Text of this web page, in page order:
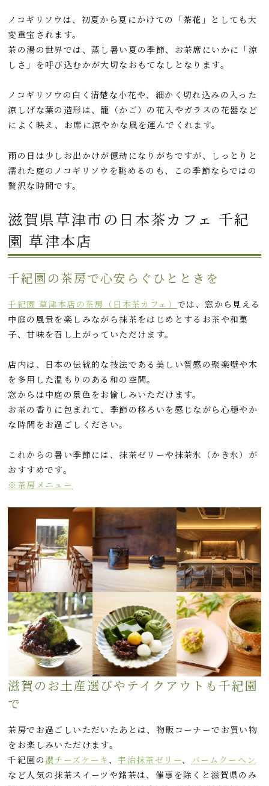
ノコギリソウは、初夏から夏にかけての 「茶花」
としても大
変重宝されます。
茶の湯の世界では、蒸し暑い夏の季節、お茶席にいかに「涼
しさ」を呼び込むかが大切なおもてなしとなります。
ノコギリソウの白く清楚な小花や、細かく切れ込みの入った
涼しげな葉の造形は、籠（かご）の花入やガラスの花器など
によく映え、お席に涼やかな風を運んでくれます。
雨の日は少しお出かけが億劫になりがちですが、しっとりと
濡れた庭のノコギリソウを眺めるのも、この季節ならではの
贅沢な時間です。
滋賀県草津市の日本茶カフェ 千紀
園 草津本店
千紀園の茶房で心安らぐひとときを
千紀園 草津本店の茶房（日本茶カフェ）では、窓から見える
中庭の風景を楽しみながら抹茶をはじめとするお茶や和菓
子、甘味を召し上がっていただけます。
店内は、日本の伝統的な技法である美しい質感の聚楽壁や木
を多用した温もりのある和の空間。
窓からは中庭の景色をお愉しみいただけます。
お茶の香りに包まれて、季節の移ろいを感じながら心穏やか
な時間をお過ごしください。
これからの暑い季節には、抹茶ゼリーや抹茶氷（かき氷）が
おすすめです。
※茶房メニュー
滋賀のお土産選びやテイクアウトも千紀園
で
茶房でお過ごしいただいたあとは、物販コーナーでお買い物
をお楽しみいただけます。
千紀園の濃チーズケーキ、宇治抹茶ゼリー、 バームクーヘン
など人気の抹茶スイーツや銘茶は、催事を除くと滋賀県のみ